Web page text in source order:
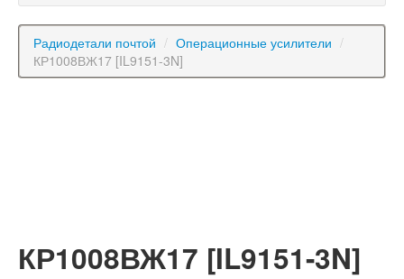
Радиодетали почтой / Операционные усилители /
КР1008ВЖ17 [IL9151-3N]
КР1008ВЖ17 [IL9151-3N]